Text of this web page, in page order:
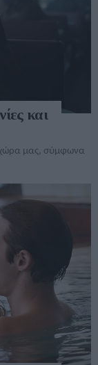
και
χώρα μας, σύμφωνα